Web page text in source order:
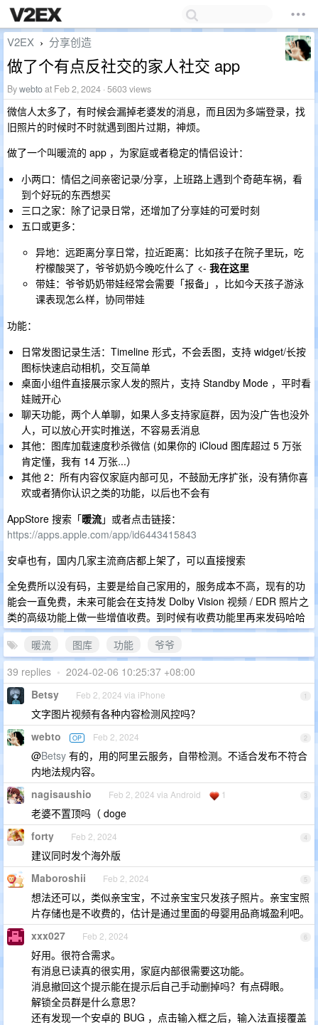
V2EX › 分享创造
做了个有点反社交的家人社交 app
Bywebtoat Feb 2, 2024 · 5603 views
微信人太多了，有时候会漏掉老婆发的消息，而且因为多端登录，找
旧照片的时候时不时就遇到图片过期，神烦。
做了一个叫暖流的 app ，为家庭或者稳定的情侣设计：
小两口：情侣之间亲密记录/分享，上班路上遇到个奇葩车祸，看
到个好玩的东西想买
三口之家：除了记录日常，还增加了分享娃的可爱时刻
五口或更多：
异地：远距离分享日常，拉近距离：比如孩子在院子里玩，吃
柠檬酸哭了，爷爷奶奶今晚吃什么了 <- 我在这里
带娃：爷爷奶奶带娃经常会需要「报备」，比如今天孩子游泳
课表现怎么样，协同带娃
功能：
日常发图记录生活：Timeline 形式，不会丢图，支持 widget/长按
图标快速启动相机，交互简单
桌面小组件直接展示家人发的照片，支持 Standby Mode ，平时看
娃贼开心
聊天功能，两个人单聊，如果人多支持家庭群，因为没广告也没外
人，可以放心开实时推送，不容易丢消息
其他：图库加载速度秒杀微信 (如果你的 iCloud 图库超过 5 万张
肯定懂，我有 14 万张...）
其他 2：所有内容仅家庭内部可见，不鼓励无序扩张，没有猜你喜
欢或者猜你认识之类的功能，以后也不会有
AppStore 搜索「暖流」或者点击链接：
https://apps.apple.com/app/id6443415843
安卓也有，国内几家主流商店都上架了，可以直接搜索
全免费所以没有码，主要是给自己家用的，服务成本不高，现有的功
能会一直免费，未来可能会在支持发 Dolby Vision 视频 / EDR 照片之
类的高级功能上做一些增值收费。到时候有收费功能里再来发码哈哈
暖流
图库 功能
爷爷
39 replies • 2024-02-06 10:25:37 +08:00
1
Betsy Feb 2, 2024 via iPhone
文字图片视频有各种内容检测风控吗？
2
webto OP Feb 2, 2024
@Betsy 有的，用的阿里云服务，自带检测。不适合发布不符合
内地法规内容。
3
nagisaushio Feb 2, 2024 via Android 1
老婆不置顶吗（ doge
4
forty Feb 2, 2024
建议同时发个海外版
5
Maboroshii Feb 2, 2024
想法还可以，类似亲宝宝，不过亲宝宝只发孩子照片。亲宝宝照
片存储也是不收费的，估计是通过里面的母婴用品商城盈利吧。
6
xxx027 Feb 2, 2024
好用。很符合需求。
有消息已读真的很实用，家庭内部很需要这功能。
消息撤回这个提示能在提示后自己手动删掉吗？有点碍眼。
解锁全员群是什么意思？
还有发现一个安卓的 BUG ，点击输入框之后，输入法直接覆盖